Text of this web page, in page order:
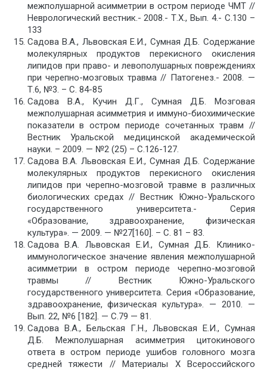
межполушарной асимметрии в остром периоде ЧМТ //
Неврологический вестник.- 2008.- Т.X., Вып. 4.- С.130 –
133
Садова В.А., Львовская Е.И., Сумная Д.Б. Содержание
молекулярных продуктов перекисного окисления
липидов при право- и левополушарных повреждениях
при черепно-мозговых травма // Патогенез.- 2008. —
Т.6, №3. – С. 84-85
Садова В.А., Кучин Д.Г., Сумная Д.Б. Мозговая
межполушарная асимметрия и иммуно-биохимические
показатели в остром периоде сочетанных травм //
Вестник Уральской медицинской академической
науки. – 2009. — №2 (25) – С.126-127.
Садова В.А. Львовская Е.И., Сумная Д.Б. Содержание
молекулярных продуктов перекисного окисления
липидов при черепно-мозговой травме в различных
биологических средах // Вестник Южно-Уральского
государственного университета.- Серия
«Образование, здравоохранение, физическая
культура». — 2009. — №27[160]. – С. 81 – 83.
Садова В.А. Львовская Е.И., Сумная Д.Б. Клинико-
иммунологическое значение явления межполушарной
асимметрии в остром периоде черепно-мозговой
травмы // Вестник Южно-Уральского
государственного университета. Серия «Образование,
здравоохранение, физическая культура». — 2010. —
Вып. 22, №6 [182]. — С.79 — 81.
Садова В.А., Бельская Г.Н., Львовская Е.И., Сумная
Д.Б. Межполушарная асимметрия цитокинового
ответа в остром периоде ушибов головного мозга
средней тяжести // Материалы X Всероссийского